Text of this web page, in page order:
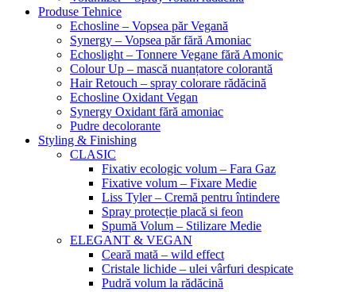
Produse Tehnice
Echosline – Vopsea păr Vegană
Synergy – Vopsea păr fără Amoniac
Echoslight – Tonnere Vegane fără Amonic
Colour Up – mască nuanțatore colorantă
Hair Retouch – spray colorare rădăcină
Echosline Oxidant Vegan
Synergy Oxidant fără amoniac
Pudre decolorante
Styling & Finishing
CLASIC
Fixativ ecologic volum – Fara Gaz
Fixative volum – Fixare Medie
Liss Tyler – Cremă pentru întindere
Spray protecție placă si feon
Spumă Volum – Stilizare Medie
ELEGANT & VEGAN
Ceară mată – wild effect
Cristale lichide – ulei vârfuri despicate
Pudră volum la rădăcină